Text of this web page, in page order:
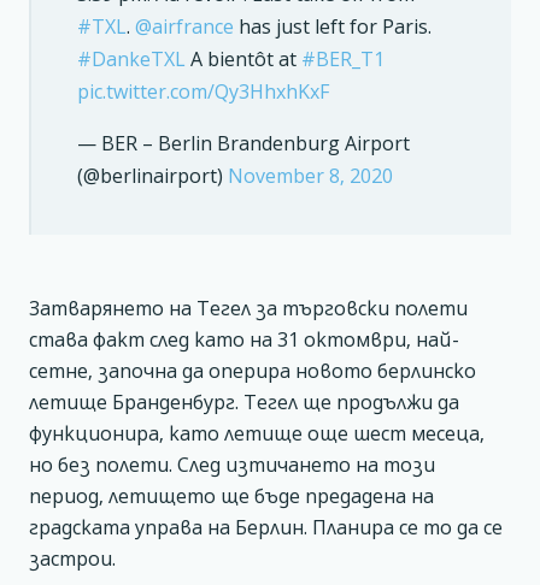
#TXL. @airfrance has just left for Paris.
#DankeTXL A bientôt at #BER_T1
pic.twitter.com/Qy3HhxhKxF
— BER – Berlin Brandenburg Airport
(@berlinairport) November 8, 2020
Затварянето на Тегел за търговски полети
става факт след като на 31 октомври, най-
сетне, започна да оперира новото берлинско
летище Бранденбург. Тегел ще продължи да
функционира, като летище още шест месеца,
но без полети. След изтичането на този
период, летището ще бъде предадена на
градската управа на Берлин. Планира се то да се
застрои.